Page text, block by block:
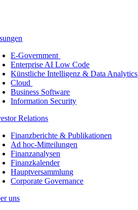
E-Government
Enterprise AI Low Code
Künstliche Intelligenz & Data Analytics
Cloud
Business Software
Information Security
Relations
Finanzberichte & Publikationen
Ad hoc-Mitteilungen
Finanzanalysen
Finanzkalender
Hauptversammlung
Corporate Governance
uns